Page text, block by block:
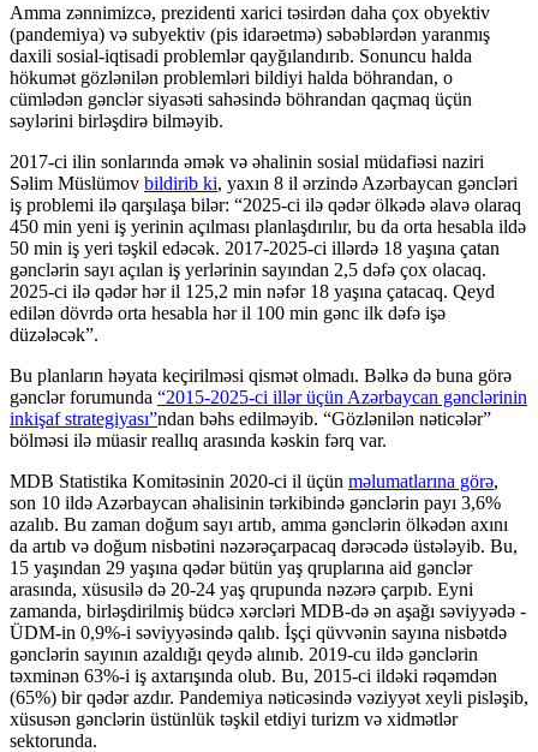
Amma zənnimizcə, prezidenti xarici təsirdən daha çox obyektiv
(pandemiya) və subyektiv (pis idarəetmə) səbəblərdən yaranmış
daxili sosial-iqtisadi problemlər qayğılandırıb. Sonuncu halda
hökumət gözlənilən problemləri bildiyi halda böhrandan, o
cümlədən gənclər siyasəti sahəsində böhrandan qaçmaq üçün
səylərini birləşdirə bilməyib.
2017-ci ilin sonlarında əmək və əhalinin sosial müdafiəsi naziri
Səlim Müslümov bildirib ki, yaxın 8 il ərzində Azərbaycan gəncləri
iş problemi ilə qarşılaşa bilər: “2025-ci ilə qədər ölkədə əlavə olaraq
450 min yeni iş yerinin açılması planlaşdırılır, bu da orta hesabla ildə
50 min iş yeri təşkil edəcək. 2017-2025-ci illərdə 18 yaşına çatan
gənclərin sayı açılan iş yerlərinin sayından 2,5 dəfə çox olacaq.
2025-ci ilə qədər hər il 125,2 min nəfər 18 yaşına çatacaq. Qeyd
edilən dövrdə orta hesabla hər il 100 min gənc ilk dəfə işə
düzələcək”.
Bu planların həyata keçirilməsi qismət olmadı. Bəlkə də buna görə
gənclər forumunda “2015-2025-ci illər üçün Azərbaycan gənclərinin
inkişaf strategiyası”ndan bəhs edilməyib. “Gözlənilən nəticələr”
bölməsi ilə müasir reallıq arasında kəskin fərq var.
MDB Statistika Komitəsinin 2020-ci il üçün məlumatlarına görə,
son 10 ildə Azərbaycan əhalisinin tərkibində gənclərin payı 3,6%
azalıb. Bu zaman doğum sayı artıb, amma gənclərin ölkədən axını
da artıb və doğum nisbətini nəzərəçarpacaq dərəcədə üstələyib. Bu,
15 yaşından 29 yaşına qədər bütün yaş qruplarına aid gənclər
arasında, xüsusilə də 20-24 yaş qrupunda nəzərə çarpıb. Eyni
zamanda, birləşdirilmiş büdcə xərcləri MDB-də ən aşağı səviyyədə -
ÜDM-in 0,9%-i səviyyəsində qalıb. İşçi qüvvənin sayına nisbətdə
gənclərin sayının azaldığı qeydə alınıb. 2019-cu ildə gənclərin
təxminən 63%-i iş axtarışında olub. Bu, 2015-ci ildəki rəqəmdən
(65%) bir qədər azdır. Pandemiya nəticəsində vəziyyət xeyli pisləşib,
xüsusən gənclərin üstünlük təşkil etdiyi turizm və xidmətlər
sektorunda.